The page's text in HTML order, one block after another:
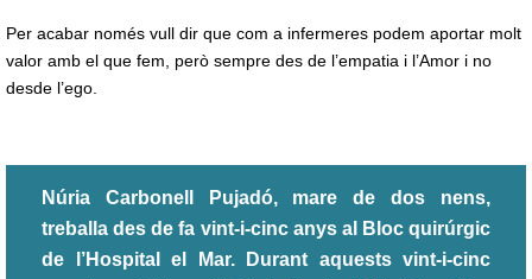
Per acabar només vull dir que com a infermeres podem aportar molt
valor amb el que fem, però sempre des de l’empatia i l’Amor i no
desde l’ego.
Núria Carbonell Pujadó, mare de dos nens,
treballa des de fa vint-i-cinc anys al Bloc quirúrgic
de l’Hospital el Mar. Durant aquests vint-i-cinc